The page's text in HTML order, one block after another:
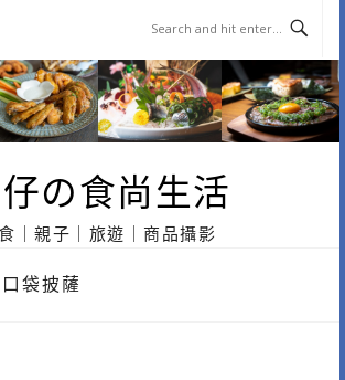
の食尚生活
｜親子｜旅遊｜商品攝影
袋披薩